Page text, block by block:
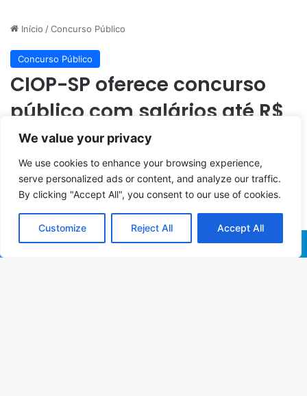
We value your privacy
We use cookies to enhance your browsing experience,
serve personalized ads or content, and analyze our traffic.
By clicking "Accept All", you consent to our use of cookies.
Customize Reject All Accept All
Facebook